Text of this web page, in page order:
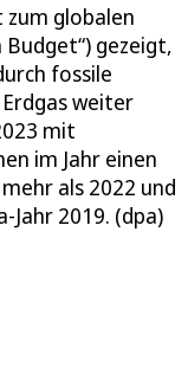
globalen
gezeigt,
fossile
weiter
mit
im Jahr einen
als 2022 und
Jahr 2019. (dpa)